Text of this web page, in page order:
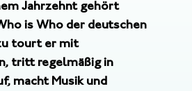
Jahrzehnt gehört
is Who der deutschen
tourt er mit
tritt regelmäßig in
macht Musik und